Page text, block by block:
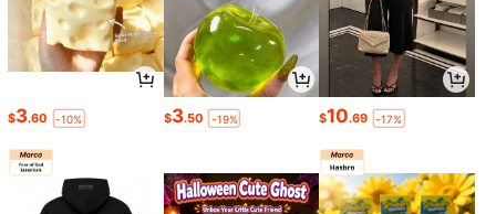
$3.60 -10% $3.50 -19% $10.69 -17%